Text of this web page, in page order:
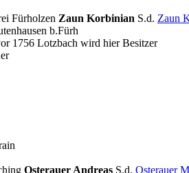
Fürholzen Zaun Korbinian S.d. Zaun
b.Fürh
1756 Lotzbach wird hier Besitzer
Osterauer Andreas S.d. Osterauer